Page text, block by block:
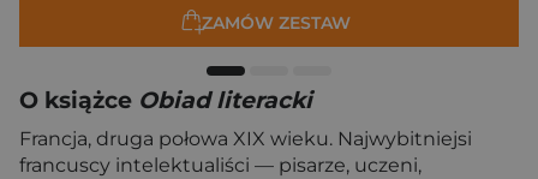
ZAMÓW ZESTAW
O książce Obiad literacki
Francja, druga połowa XIX wieku. Najwybitniejsi
francuscy intelektualiści — pisarze, uczeni,